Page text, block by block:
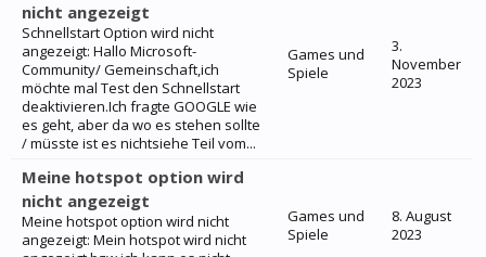
nicht angezeigt
Schnellstart Option wird nicht
angezeigt: Hallo Microsoft-
Community/ Gemeinschaft,ich
möchte mal Test den Schnellstart
deaktivieren.Ich fragte GOOGLE wie
es geht, aber da wo es stehen sollte
/ müsste ist es nichtsiehe Teil vom...
Games und
Spiele
3.
November
2023
Meine hotspot option wird
nicht angezeigt
Meine hotspot option wird nicht
angezeigt: Mein hotspot wird nicht
Games und
Spiele
8. August
2023